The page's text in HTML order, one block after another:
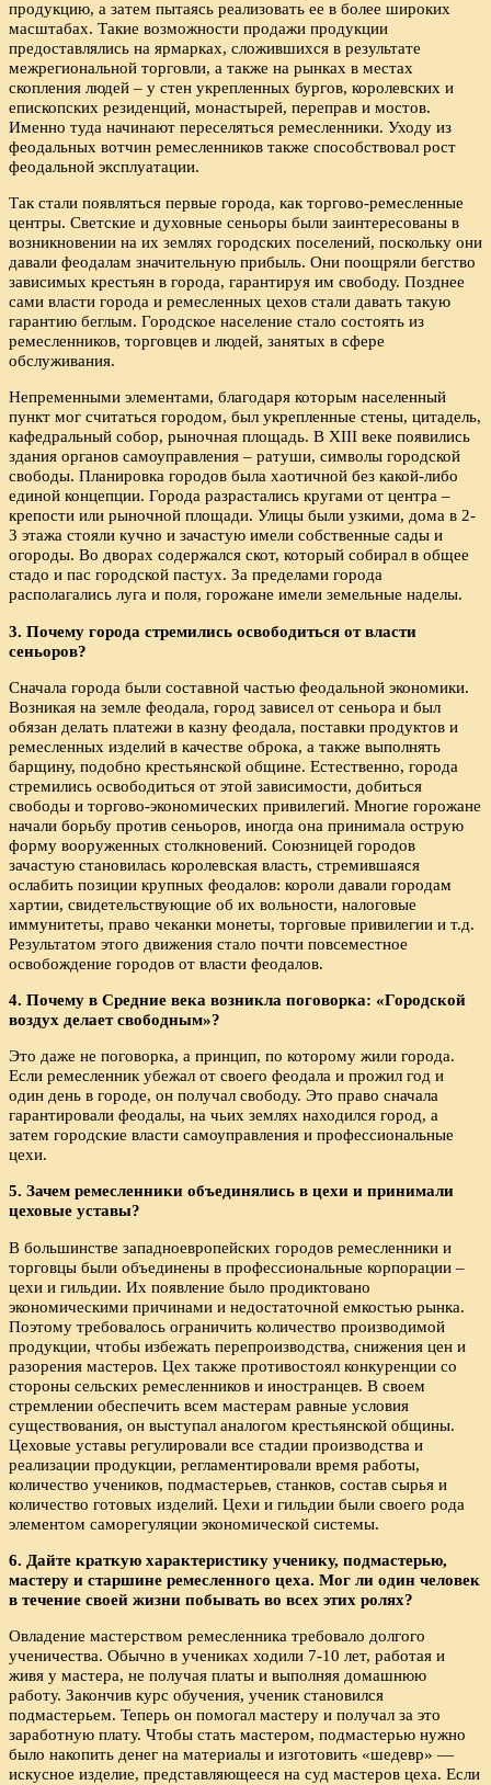
продукцию, а затем пытаясь реализовать ее в более широких
масштабах. Такие возможности продажи продукции
предоставлялись на ярмарках, сложившихся в результате
межрегиональной торговли, а также на рынках в местах
скопления людей – у стен укрепленных бургов, королевских и
епископских резиденций, монастырей, переправ и мостов.
Именно туда начинают переселяться ремесленники. Уходу из
феодальных вотчин ремесленников также способствовал рост
феодальной эксплуатации.
Так стали появляться первые города, как торгово-ремесленные
центры. Светские и духовные сеньоры были заинтересованы в
возникновении на их землях городских поселений, поскольку они
давали феодалам значительную прибыль. Они поощряли бегство
зависимых крестьян в города, гарантируя им свободу. Позднее
сами власти города и ремесленных цехов стали давать такую
гарантию беглым. Городское население стало состоять из
ремесленников, торговцев и людей, занятых в сфере
обслуживания.
Непременными элементами, благодаря которым населенный
пункт мог считаться городом, был укрепленные стены, цитадель,
кафедральный собор, рыночная площадь. В XIII веке появились
здания органов самоуправления – ратуши, символы городской
свободы. Планировка городов была хаотичной без какой-либо
единой концепции. Города разрастались кругами от центра –
крепости или рыночной площади. Улицы были узкими, дома в 2-
3 этажа стояли кучно и зачастую имели собственные сады и
огороды. Во дворах содержался скот, который собирал в общее
стадо и пас городской пастух. За пределами города
располагались луга и поля, горожане имели земельные наделы.
3. Почему города стремились освободиться от власти
сеньоров?
Сначала города были составной частью феодальной экономики.
Возникая на земле феодала, город зависел от сеньора и был
обязан делать платежи в казну феодала, поставки продуктов и
ремесленных изделий в качестве оброка, а также выполнять
барщину, подобно крестьянской общине. Естественно, города
стремились освободиться от этой зависимости, добиться
свободы и торгово-экономических привилегий. Многие горожане
начали борьбу против сеньоров, иногда она принимала острую
форму вооруженных столкновений. Союзницей городов
зачастую становилась королевская власть, стремившаяся
ослабить позиции крупных феодалов: короли давали городам
хартии, свидетельствующие об их вольности, налоговые
иммунитеты, право чеканки монеты, торговые привилегии и т.д.
Результатом этого движения стало почти повсеместное
освобождение городов от власти феодалов.
4. Почему в Средние века возникла поговорка: «Городской
воздух делает свободным»?
Это даже не поговорка, а принцип, по которому жили города.
Если ремесленник убежал от своего феодала и прожил год и
один день в городе, он получал свободу. Это право сначала
гарантировали феодалы, на чьих землях находился город, а
затем городские власти самоуправления и профессиональные
цехи.
5. Зачем ремесленники объединялись в цехи и принимали
цеховые уставы?
В большинстве западноевропейских городов ремесленники и
торговцы были объединены в профессиональные корпорации –
цехи и гильдии. Их появление было продиктовано
экономическими причинами и недостаточной емкостью рынка.
Поэтому требовалось ограничить количество производимой
продукции, чтобы избежать перепроизводства, снижения цен и
разорения мастеров. Цех также противостоял конкуренции со
стороны сельских ремесленников и иностранцев. В своем
стремлении обеспечить всем мастерам равные условия
существования, он выступал аналогом крестьянской общины.
Цеховые уставы регулировали все стадии производства и
реализации продукции, регламентировали время работы,
количество учеников, подмастерьев, станков, состав сырья и
количество готовых изделий. Цехи и гильдии были своего рода
элементом саморегуляции экономической системы.
6. Дайте краткую характеристику ученику, подмастерью,
мастеру и старшине ремесленного цеха. Мог ли один человек
в течение своей жизни побывать во всех этих ролях?
Овладение мастерством ремесленника требовало долгого
ученичества. Обычно в учениках ходили 7-10 лет, работая и
живя у мастера, не получая платы и выполняя домашнюю
работу. Закончив курс обучения, ученик становился
подмастерьем. Теперь он помогал мастеру и получал за это
заработную плату. Чтобы стать мастером, подмастерью нужно
было накопить денег на материалы и изготовить «шедевр» —
искусное изделие, представляющееся на суд мастеров цеха. Если